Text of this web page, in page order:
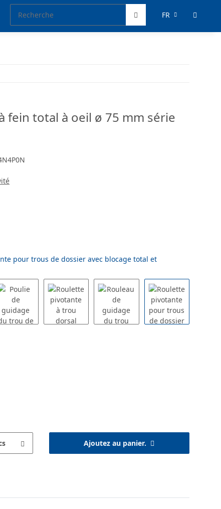
FR
fein total à oeil ø 75 mm série
pour trous de dossier avec blocage total et
Ajoutez au panier.